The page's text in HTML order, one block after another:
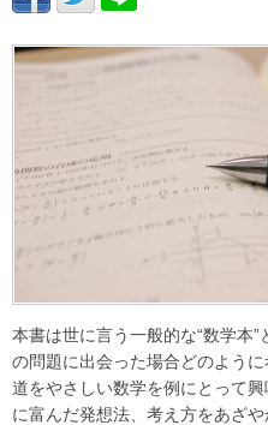
本書は世に言う一般的な“数学本
の問題に出会った場合どのよう
道をやさしい数学を例にとって
に富んだ発想法、考え方をあざや